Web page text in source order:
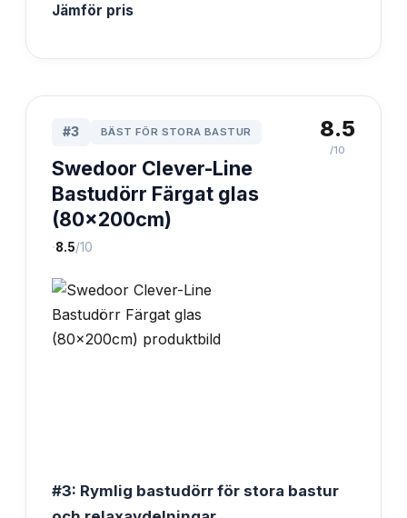
Jämför pris
#3 BÄST FÖR STORA BASTUR
Swedoor Clever-Line
Bastudörr Färgat glas
(80x200cm)
·8.5/10
8.5
/10
#3: Rymlig bastudörr för stora bastur